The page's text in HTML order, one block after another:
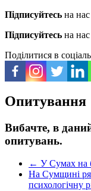
Підписуйтесь на
Підписуйтесь на
Поділитися в
Опитування
Вибачте, в
опитувань.
← У Сумах на
На Сумщині
психологічну